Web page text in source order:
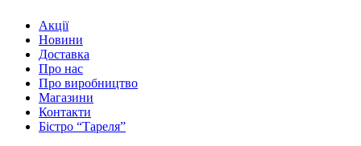
Акції
Новини
Доставка
Про нас
Про виробництво
Магазини
Контакти
Бістро “Тареля”